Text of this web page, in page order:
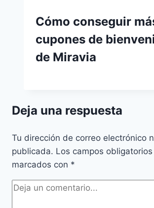
Cómo conseguir
cupones de
de Miravia
Deja una respuesta
Tu dirección de correo electrónico
publicada. Los campos
marcados con *